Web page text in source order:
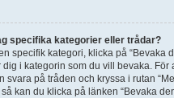
specifika kategorier eller trådar?
specifik kategori, klicka på “Bevaka
i kategorin som du vill bevaka. För
svara på tråden och kryssa i rutan
kan du klicka på länken “Bevaka